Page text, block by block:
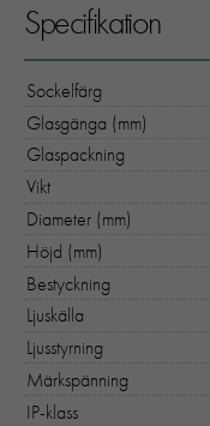
Specifikation
Sockelfärg
Glasgänga (mm)
Glaspackning
Vikt
Diameter (mm)
Höjd (mm)
Bestyckning
Ljuskälla
Ljusstyrning
Märkspänning
IP-klass